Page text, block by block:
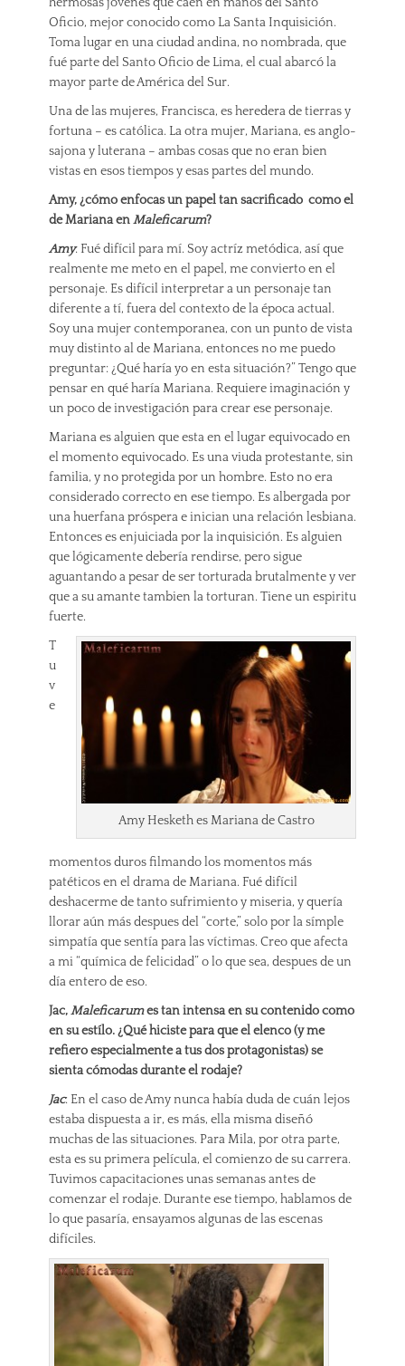
Oficio, mejor conocido como La Santa Inquisición.
Toma lugar en una ciudad andina, no nombrada, que
fué parte del Santo Oficio de Lima, el cual abarcó la
mayor parte de América del Sur.
Una de las mujeres, Francisca, es heredera de tierras y
fortuna – es católica. La otra mujer, Mariana, es anglo-
sajona y luterana – ambas cosas que no eran bien
vistas en esos tiempos y esas partes del mundo.
Amy, ¿cómo enfocas un papel tan sacrificado como el
de Mariana enMaleficarum?
Amy: Fué difícil para mí. Soy actríz metódica, así que
realmente me meto en el papel, me convierto en el
personaje. Es difícil interpretar a un personaje tan
diferente a tí, fuera del contexto de la época actual.
Soy una mujer contemporanea, con un punto de vista
muy distinto al de Mariana, entonces no me puedo
preguntar: ¿Qué haría yo en esta situación?” Tengo que
pensar en qué haría Mariana. Requiere imaginación y
un poco de investigación para crear ese personaje.
Mariana es alguien que esta en el lugar equivocado en
el momento equivocado. Es una viuda protestante, sin
familia, y no protegida por un hombre. Esto no era
considerado correcto en ese tiempo. Es albergada por
una huerfana próspera e inician una relación lesbiana.
Entonces es enjuiciada por la inquisición. Es alguien
que lógicamente debería rendirse, pero sigue
aguantando a pesar de ser torturada brutalmente y ver
que a su amante tambien la torturan. Tiene un espiritu
fuerte.
Amy Hesketh es Mariana de Castro
T
u
v
e
momentos duros filmando los momentos más
patéticos en el drama de Mariana. Fué difícil
deshacerme de tanto sufrimiento y miseria, y quería
llorar aún más despues del “corte,” solo por la símple
simpatía que sentía para las víctimas. Creo que afecta
a mi “química de felicidad” o lo que sea, despues de un
día entero de eso.
Jac,Maleficarumes tan intensa en su contenido como
en su estílo. ¿Qué hiciste para que el elenco (y me
refiero especialmente a tus dos protagonistas) se
sienta cómodas durante el rodaje?
Jac: En el caso de Amy nunca había duda de cuán lejos
estaba dispuesta a ir, es más, ella misma diseñó
muchas de las situaciones. Para Mila, por otra parte,
esta es su primera película, el comienzo de su carrera.
Tuvimos capacitaciones unas semanas antes de
comenzar el rodaje. Durante ese tiempo, hablamos de
lo que pasaría, ensayamos algunas de las escenas
difíciles.